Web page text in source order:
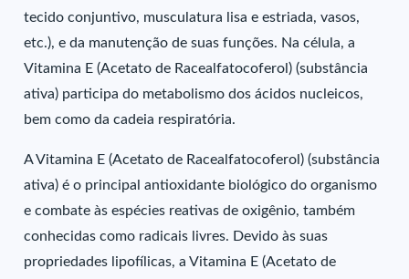
tecido conjuntivo, musculatura lisa e estriada, vasos,
etc.), e da manutenção de suas funções. Na célula, a
Vitamina E (Acetato de Racealfatocoferol) (substância
ativa) participa do metabolismo dos ácidos nucleicos,
bem como da cadeia respiratória.
A Vitamina E (Acetato de Racealfatocoferol) (substância
ativa) é o principal antioxidante biológico do organismo
e combate às espécies reativas de oxigênio, também
conhecidas como radicais livres. Devido às suas
propriedades lipofílicas, a Vitamina E (Acetato de